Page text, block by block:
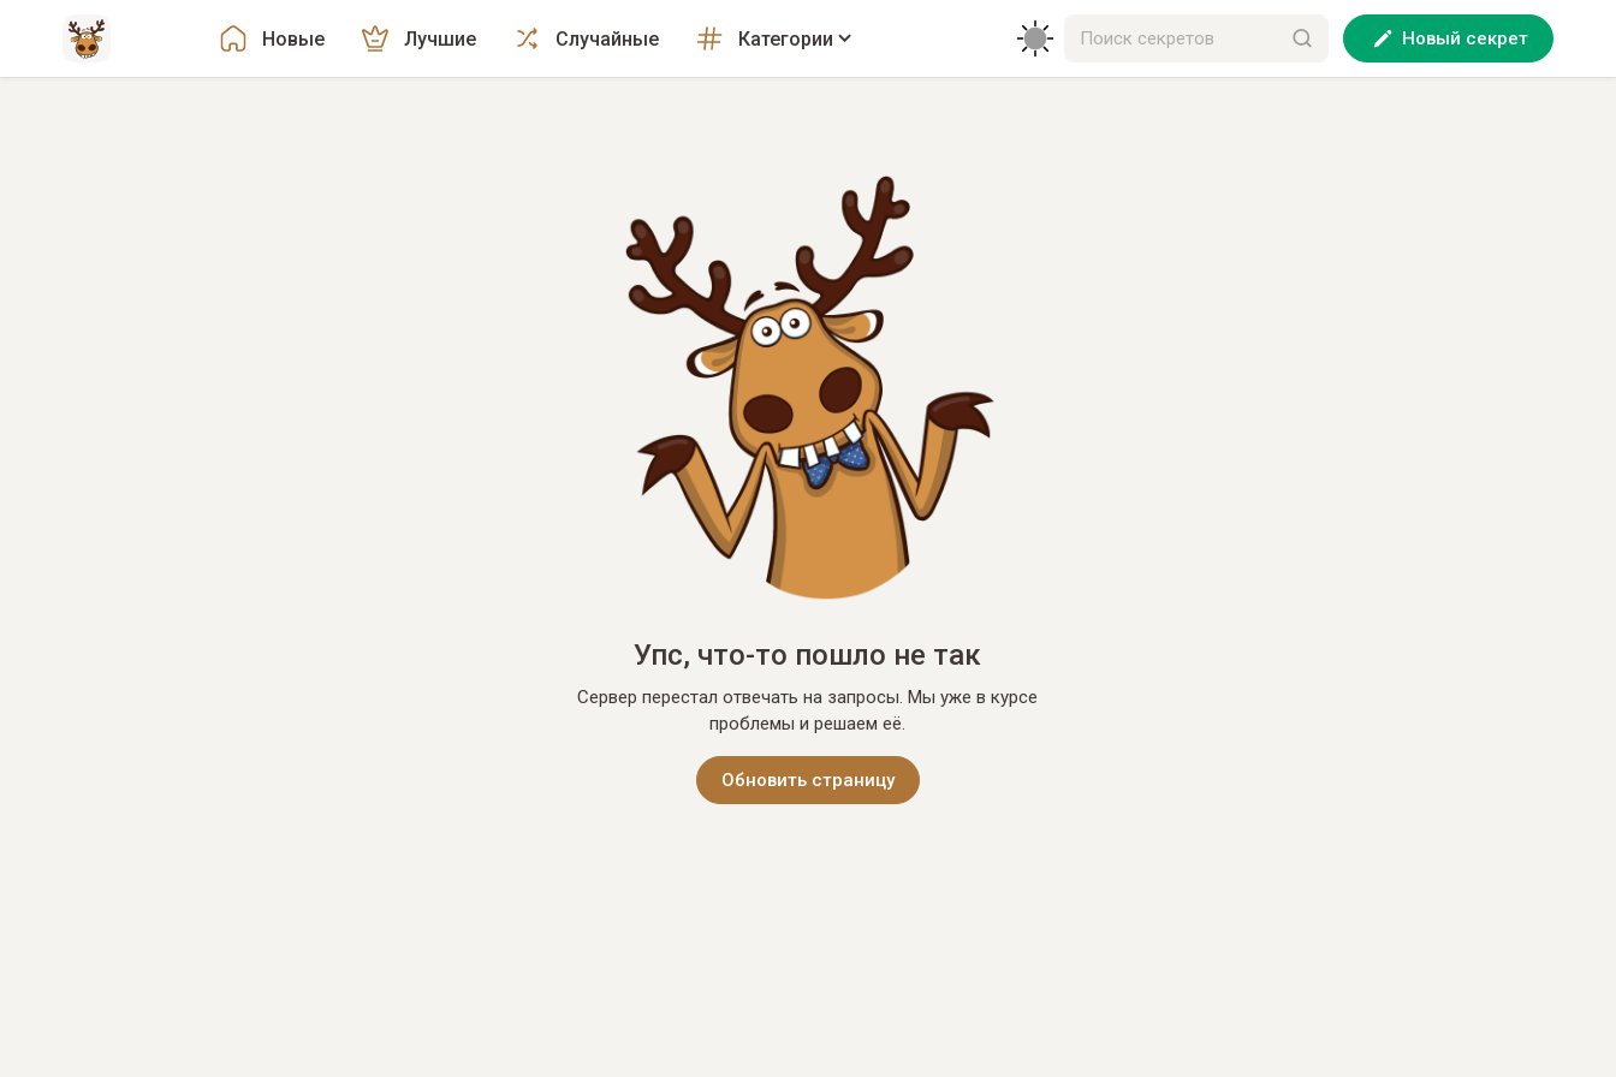
Новые Лучшие Случайные Категории Новый секрет
Упс, что-то пошло не так
Сервер перестал отвечать на запросы. Мы уже в курсе
проблемы и решаем её.
Обновить страницу